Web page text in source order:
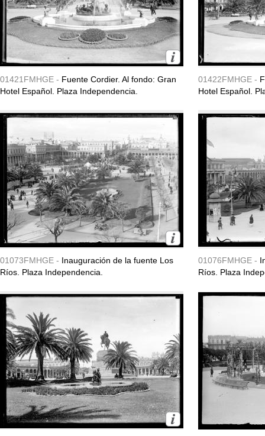
01421FMHGE - Fuente Cordier. Al fondo: Gran
Hotel Español. Plaza Independencia.
01422FMHGE -
Hotel Español.
01073FMHGE - Inauguración de la fuente Los
Ríos. Plaza Independencia.
01076FMHGE -
Ríos. Plaza